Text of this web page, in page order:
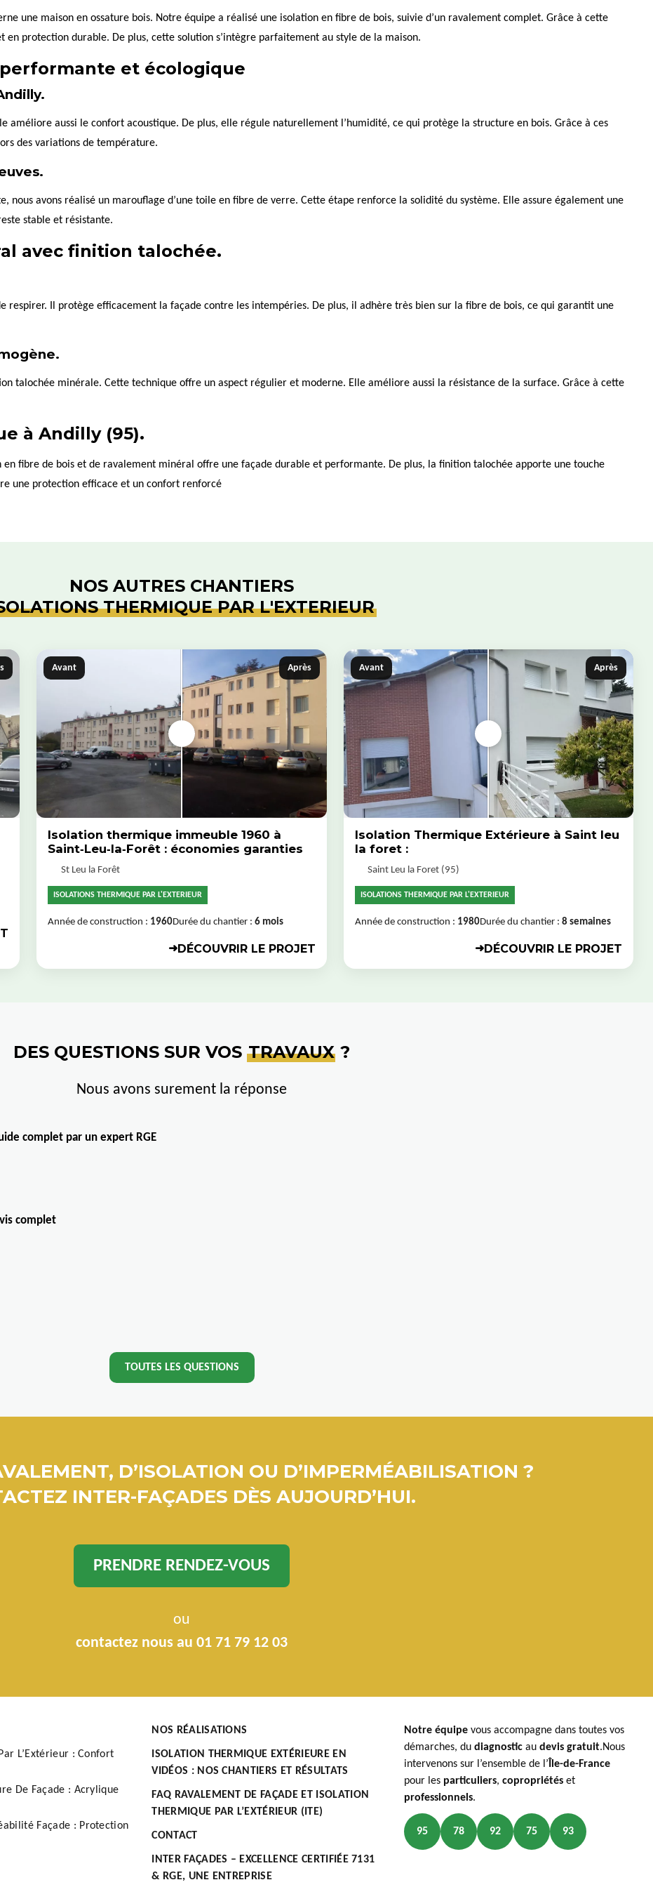
une maison en ossature bois. Notre équipe a réalisé une isolation en fibre de bois, suivie d’un ravalement complet. Grâce à cette
protection durable. De plus, cette solution s’intègre parfaitement au style de la maison.
et écologique
améliore aussi le confort acoustique. De plus, elle régule naturellement l’humidité, ce qui protège la structure en bois. Grâce à ces
des variations de température.
nous avons réalisé un marouflage d’une toile en fibre de verre. Cette étape renforce la solidité du système. Elle assure également une
stable et résistante.
avec finition talochée.
respirer. Il protège efficacement la façade contre les intempéries. De plus, il adhère très bien sur la fibre de bois, ce qui garantit une
talochée minérale. Cette technique offre un aspect régulier et moderne. Elle améliore aussi la résistance de la surface. Grâce à cette
à Andilly (95).
fibre de bois et de ravalement minéral offre une façade durable et performante. De plus, la finition talochée apporte une touche
une protection efficace et un confort renforcé
NOS AUTRES CHANTIERS
THERMIQUE PAR L'EXTERIEUR
Avant Après
Isolation thermique immeuble 1960 à
Saint‑Leu‑la‑Forêt : économies garanties
St Leu la Forêt
ISOLATIONS THERMIQUE PAR L'EXTERIEUR
Année de construction : 1960Durée du chantier :6 mois
➜DÉCOUVRIR LE PROJET
Avant Après
Isolation Thermique Extérieure à Saint leu
la foret :
Saint Leu la Foret (95)
ISOLATIONS THERMIQUE PAR L'EXTERIEUR
Année de construction : 1980Durée du chantier : 8 semaines
➜DÉCOUVRIR LE PROJET
DES QUESTIONS SUR VOS TRAVAUX ?
Nous avons surement la réponse
complet par un expert RGE
complet
TOUTES LES QUESTIONS
D’ISOLATION OU D’IMPERMÉABILISATION ?
INTER-FAÇADES DÈS AUJOURD’HUI.
PRENDRE RENDEZ-VOUS
ou
contactez nous au 01 71 79 12 03
L’Extérieur : Confort
De Façade : Acrylique
Façade : Protection
NOS RÉALISATIONS
ISOLATION THERMIQUE EXTÉRIEURE EN
VIDÉOS : NOS CHANTIERS ET RÉSULTATS
FAQ RAVALEMENT DE FAÇADE ET ISOLATION
THERMIQUE PAR L’EXTÉRIEUR (ITE)
CONTACT
INTER FAÇADES – EXCELLENCE CERTIFIÉE 7131
& RGE, UNE ENTREPRISE
Notre équipevous accompagne dans toutes vos
démarches, du diagnostic au devis gratuit.Nous
intervenons sur l’ensemble de l’ Île-de-France
pour les particuliers, copropriétés et
professionnels.
95 78 92 75 93